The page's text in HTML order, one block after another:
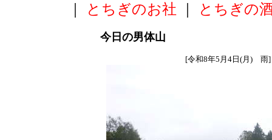
とちぎのお社 とちぎの
今日の男体山
[令和8年5月4日(月) 雨]